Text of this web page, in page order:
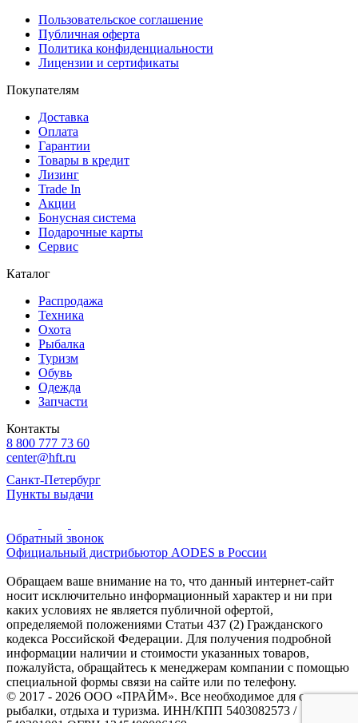
Пользовательское соглашение
Публичная оферта
Политика конфиденциальности
Лицензии и сертификаты
Покупателям
Доставка
Оплата
Гарантии
Товары в кредит
Лизинг
Trade In
Акции
Бонусная система
Подарочные карты
Сервис
Каталог
Распродажа
Техника
Охота
Рыбалка
Туризм
Обувь
Одежда
Запчасти
Контакты
8 800 777 73 60
center@hft.ru
Санкт-Петербург
Пункты выдачи
Обратный звонок
Официальный дистрибьютор AODES в России
Обращаем ваше внимание на то, что данный интернет-сайт
носит исключительно информационный характер и ни при
каких условиях не является публичной офертой,
определяемой положениями Статьи 437 (2) Гражданского
кодекса Российской Федерации. Для получения подробной
информации наличии и стоимости указанных товаров,
пожалуйста, обращайтесь к менеджерам компании с помощью
специальной формы связи на сайте или по телефону.
© 2017 - 2026 ООО «ПРАЙМ». Все необходимое для охоты и
рыбалки, отдыха и туризма. ИНН/КПП 5403082573 /